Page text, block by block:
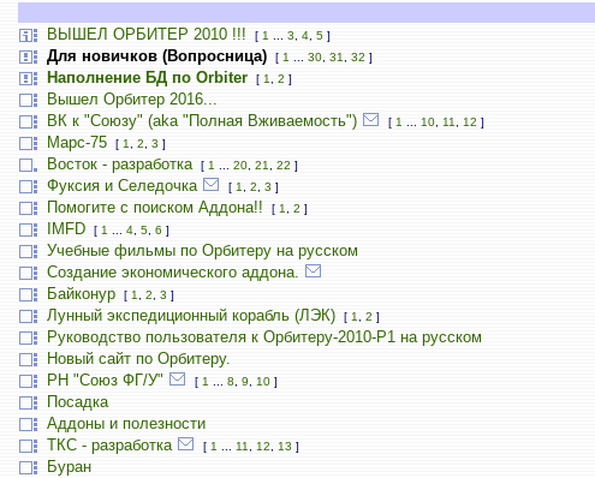
ВЫШЕЛ ОРБИТЕР 2010 !!!
[ 1 3 4, 5]
Для новичков (Вопросница) [ 1 30, 31 32 ]
Наполнение БД по Orbiter [ 1 2 ]
Вышел Орбитер 2016...
ВК к "Союзу" (aka "Полная Вживаемость") [ 1 10, 11 12 ]
Марс-75 [ 1 2 3 ]
Восток - разработка [ 1 20, 21 22 ]
Фуксия и Селедочка [ 1 2 3 ]
Помогите с поиском Аддона!! [ 1 2 ]
IMFD [ 1 4, 5, 6 ]
Учебные фильмы по Орбитеру на русском
Создание экономического аддона.
Байконур [ 1 2 3 ]
Лунный экспедиционный корабль (ЛЭК) [ 1 2 ]
Руководство пользователя к Орбитеру-2010-P1 на русском
Новый сайт по Орбитеру.
РН "Союз ФГ/У" [ 1 8 9, 10]
Посадка
Аддоны и полезности
ТКС - разработка [ 1 11 12 13 ]
Буран